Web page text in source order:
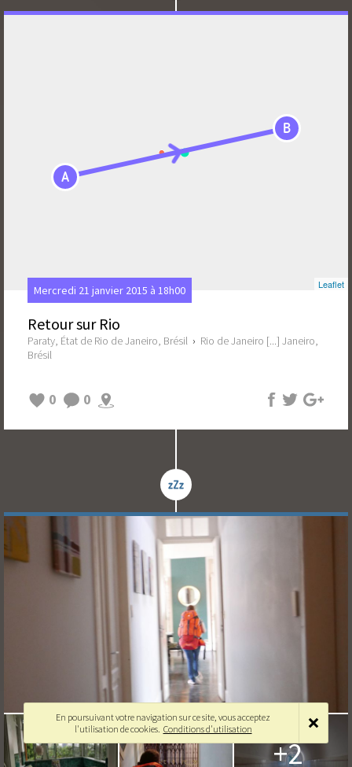
A
B
Leaflet
Mercredi 21 janvier 2015 à 18h00
Retour sur Rio
Paraty, État de Rio de Janeiro, Brésil › Rio de Janeiro [...] Janeiro,
Brésil
0 0
+2
En poursuivant votre navigation sur ce site, vous acceptez
l'utilisation de cookies. Conditions d'utilisation